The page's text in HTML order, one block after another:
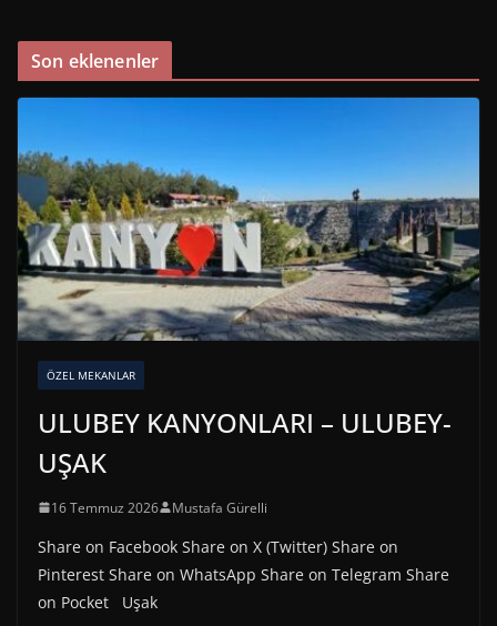
Son eklenenler
ÖZEL MEKANLAR
ULUBEY KANYONLARI – ULUBEY-
UŞAK
16 Temmuz 2026 Mustafa Gürelli
Share on Facebook Share on X (Twitter) Share on
Pinterest Share on WhatsApp Share on Telegram Share
on Pocket Uşak